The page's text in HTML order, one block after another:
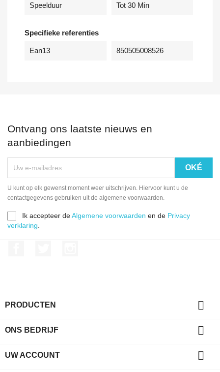
Speelduur Tot 30 Min
Specifieke referenties
Ean13 850505008526
Ontvang ons laatste nieuws en
aanbiedingen
U kunt op elk gewenst moment weer uitschrijven. Hiervoor kunt u de
contactgegevens gebruiken uit de algemene voorwaarden.
Ik accepteer deAlgemene voorwaarden en de Privacy
verklaring
PRODUCTEN 
ONS BEDRIJF 
UW ACCOUNT 